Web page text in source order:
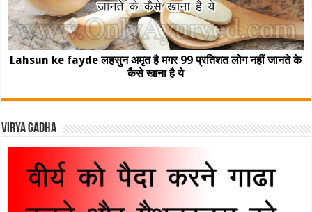
Lahsun ke fayde लहसुन अमृत है मगर 99 प्रतिशत लोग नहीं जानते के
कैसे खाना है ये
Virya Gadha